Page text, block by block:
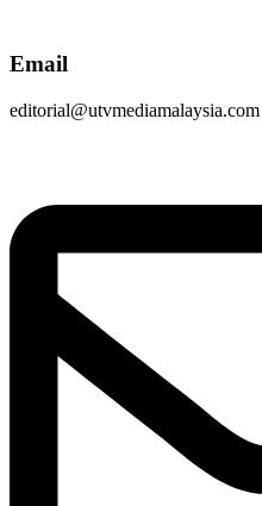
Email
editorial@utvmediamalaysia.com